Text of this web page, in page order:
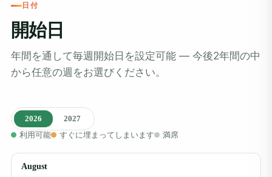
日付
開始日
年間を通して毎週開始日を設定可能 ― 今後2年間の中
から任意の週をお選びください。
2026
2027
利用可能
すぐに埋まってしまいます 満席
August